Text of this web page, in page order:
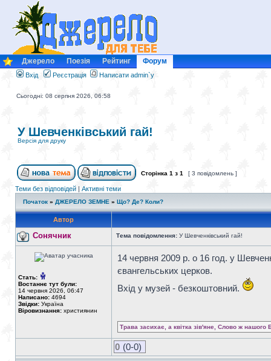
Джерело Поезія Рейтинг Форум
Вхід Реєстрація Написати admin`у
Сьогодні: 08 серпня 2026, 06:58
У Шевченківський гай!
Версія для друку
Сторінка 1 з 1 [ 3 повідомлень ]
Теми без відповідей | Активні теми
Початок » ДЖЕРЕЛО ЗЕМНЕ » Що? Де? Коли?
Автор
Сонячник Тема повідомлення: У Шевченківський гай!
Стать:
Востаннє тут були:
14 червня 2026, 06:47
Написано: 4694
Звідки: Україна
Віровизнання: християнин
14 червня 2009 р. о 16 год. у
євангельських церков.
Вхід у музей - безкоштовний.
Трава засихає, а квітка зів'яне, Слово ж нашого
0 (0-0)